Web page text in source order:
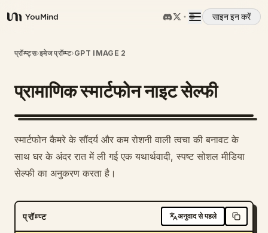
YouMind
साइन इन करें
अवलोकन
उपयोग के मामले
प्रॉम्प्ट
मूल्य निर्धारण
प्रॉम्प्ट्स›इमेज प्रॉम्प्ट›GPT IMAGE 2
प्रामाणिक स्मार्टफोन नाइट सेल्फी
स्मार्टफोन कैमरे के सौंदर्य और कम रोशनी वाली त्वचा की बनावट के
साथ घर के अंदर रात में ली गई एक यथार्थवादी, स्पष्ट सोशल मीडिया
सेल्फी का अनुकरण करता है।
प्रॉम्प्ट अनुवाद से पहले